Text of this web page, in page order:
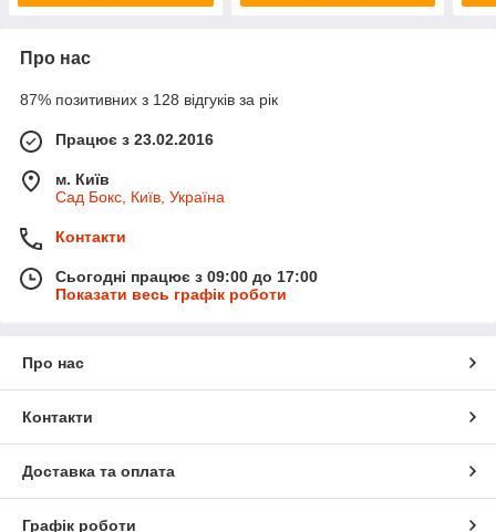
Про нас
87% позитивних з 128 відгуків за рік
Працює з 23.02.2016
м. Київ
Сад Бокс, Київ, Україна
Контакти
Сьогодні працює з 09:00 до 17:00
Показати весь графік роботи
Про нас
Контакти
Доставка та оплата
Графік роботи